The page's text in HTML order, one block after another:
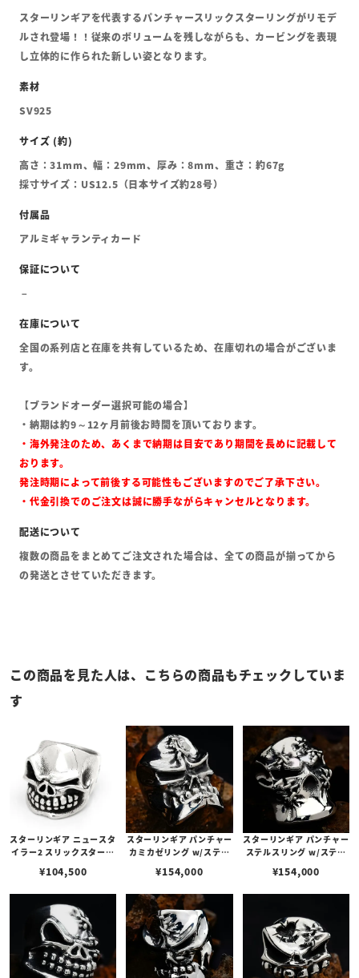
スターリンギアを代表するパンチャースリックスターリングがリモデ
ルされ登場！！従来のボリュームを残しながらも、カービングを表現
し立体的に作られた新しい姿となります。
SV925
高さ：31mm、幅：29mm、厚み：8mm、重さ：約67g
採寸サイズ：US12.5（日本サイズ約28号）
アルミギャランティカード
全国の系列店と在庫を共有しているため、在庫切れの場合がございま
す。
【ブランドオーダー選択可能の場合】
・納期は約9～12ヶ月前後お時間を頂いております。
・海外発注のため、あくまで納期は目安であり期間を長めに記載して
おります。
発注時期によって前後する可能性もございますのでご了承下さい。
・代金引換でのご注文は誠に勝手ながらキャンセルとなります。
複数の商品をまとめてご注文された場合は、全ての商品が揃ってから
の発送とさせていただきます。
この商品を見た人は、こちらの商品もチェックしていま
す
スターリンギア ニュースタ
イラー2 スリックスターリ
¥104,500
スターリンギア パンチャー
カミカゼリング w/ステッ
¥154,000
スターリンギア パンチャー
ステルスリング w/ステッ
¥154,000